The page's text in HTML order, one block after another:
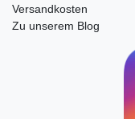
Versandkosten
Zu unserem Blog